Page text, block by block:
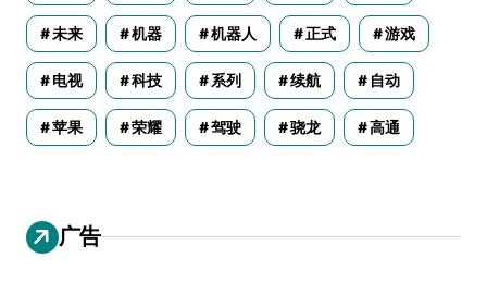
未来 机器 机器人 正式 游戏
电视 科技 系列 续航 自动
苹果 荣耀 驾驶 骁龙 高通
广告